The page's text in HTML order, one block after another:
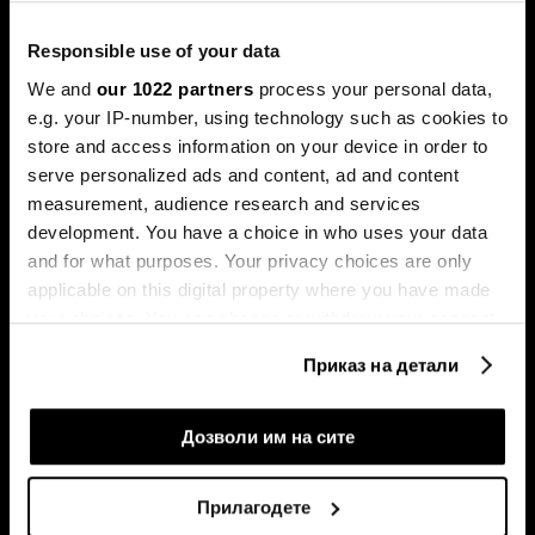
Responsible use of your data
We and our 1022 partners process your personal data,
e.g. your IP-number, using technology such as cookies to
store and access information on your device in order to
serve personalized ads and content, ad and content
measurement, audience research and services
development. You have a choice in who uses your data
and for what purposes. Your privacy choices are only
applicable on this digital property where you have made
your choices. You can change or withdraw your consent
If you allow, we would also like to:
Collect information about your geographical
Приказ на детали
Дозволи им на сите
Прилагодете
корекција.
Милеи има 99 проблеми, ама
Трамп не е меѓу нив
Судот го запре отпуштањето
на Лиза Кук, „Алфабет“
надмина три трилиони